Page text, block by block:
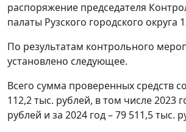
распоряжение председателя
палаты Рузского городского округа
По результатам контрольного
установлено следующее.
Всего сумма проверенных средств
112,2 тыс. рублей, в том числе 2023
рублей и за 2024 год – 79 511,5 тыс.